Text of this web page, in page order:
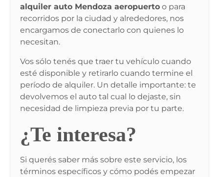
alquiler auto Mendoza aeropuerto o para
recorridos por la ciudad y alrededores, nos
encargamos de conectarlo con quienes lo
necesitan.
Vos sólo tenés que traer tu vehículo cuando
esté disponible y retirarlo cuando termine el
período de alquiler. Un detalle importante: te
devolvemos el auto tal cual lo dejaste, sin
necesidad de limpieza previa por tu parte.
¿Te interesa?
Si querés saber más sobre este servicio, los
términos específicos y cómo podés empezar